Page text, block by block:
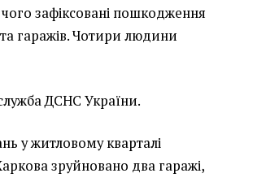
зафіксовані пошкодження
гаражів. Чотири людини
ДСНС України.
у житловому кварталі
зруйновано два гаражі,